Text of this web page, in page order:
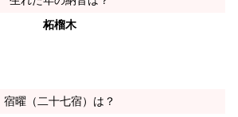
柘榴木
宿曜（二十七宿）は？